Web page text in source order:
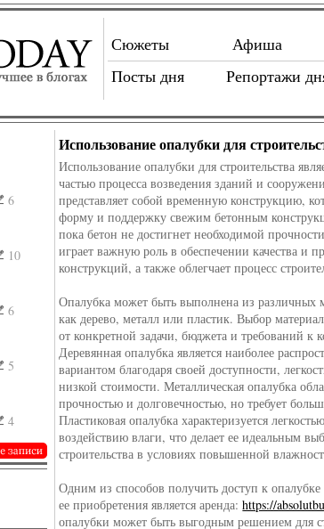
Сюжеты
Афиша
Посты дня
Репортажи
6
10
6
5
4
Использование опалубки для
Использование опалубки для строительства
частью процесса возведения зданий и
представляет собой временную конструкцию,
форму и поддержку свежим бетонным
пока бетон не достигнет необходимой
играет важную роль в обеспечении качества и
конструкций, а также облегчает процесс
Опалубка может быть выполнена из различных
как дерево, металл или пластик. Выбор
от конкретной задачи, бюджета и требований к
Деревянная опалубка является наиболее
вариантом благодаря своей доступности,
низкой стоимости. Металлическая опалубка
прочностью и долговечностью, но требует
Пластиковая опалубка характеризуется
воздействию влаги, что делает ее идеальным
строительства в условиях повышенной
Одним из способов получить доступ к опалубке
ее приобретения является аренда:https://
опалубки может быть выгодным решением для